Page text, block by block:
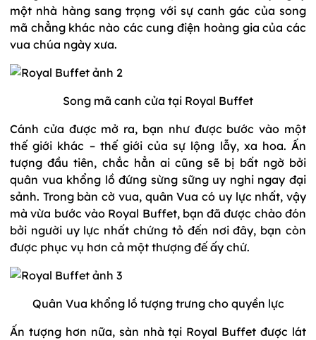
một nhà hàng sang trọng với sự canh gác của song
mã chẳng khác nào các cung điện hoàng gia của các
vua chúa ngày xưa.
Song mã canh cửa tại Royal Buffet
Cánh cửa được mở ra, bạn như được bước vào một
thế giới khác – thế giới của sự lộng lẫy, xa hoa. Ấn
tượng đầu tiên, chắc hẳn ai cũng sẽ bị bất ngờ bởi
quân vua khổng lồ đứng sừng sững uy nghi ngay đại
sảnh. Trong bàn cờ vua, quân Vua có uy lực nhất, vậy
mà vừa bước vào Royal Buffet, bạn đã được chào đón
bởi người uy lực nhất chứng tỏ đến nơi đây, bạn còn
được phục vụ hơn cả một thượng đế ấy chứ.
Quân Vua khổng lồ tượng trưng cho quyền lực
Ấn tượng hơn nữa, sàn nhà tại Royal Buffet được lát